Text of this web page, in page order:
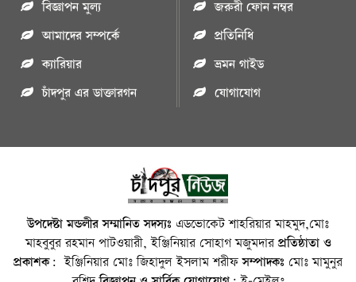
বিজ্ঞাপন মুল্য
আমাদের সম্পর্কে
ক্যারিয়ার
চাঁদপুর এর ডাক্তারগন
জরুরী ফোন নম্বর
প্রতিনিধি
ভ্রমন গাইড
যোগাযোগ
উপদেষ্টা মন্ডলীর সম্মানিত সদস্যঃ এডভোকেট শাহরিয়ার মাহমুদ,মোঃ
মাহবুবুর রহমান পাটওয়ারী, ইঞ্জিনিয়ার সোহাগ মজুমদারপ্রতিষ্ঠাতা ও
প্রকাশক: ইঞ্জিনিয়ার মোঃ জিহাদুল ইসলাম শরীফসম্পাদকঃ মোঃ মামুনুর